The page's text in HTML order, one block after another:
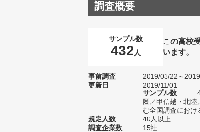
調査概要
サンプル数
432 人
この高校
います。
事前調査
2019/03/22～
更新日
2019/11/01
サンプル数
圏／甲信越・北陸
む全国調査におけ
規定人数
40人以上
調査企業数
15社